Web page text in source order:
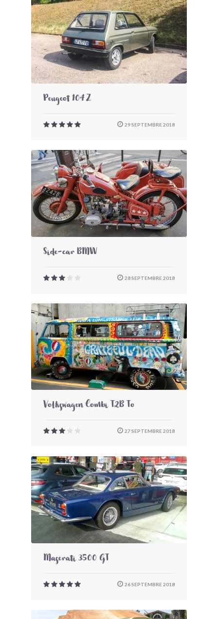
Peugeot 104 Z
29 SEPTEMBRE 2018
Side-car BMW
28 SEPTEMBRE 2018
Volkswagen Combi T2B To
27 SEPTEMBRE 2018
Maserati 3500 GT
26 SEPTEMBRE 2018